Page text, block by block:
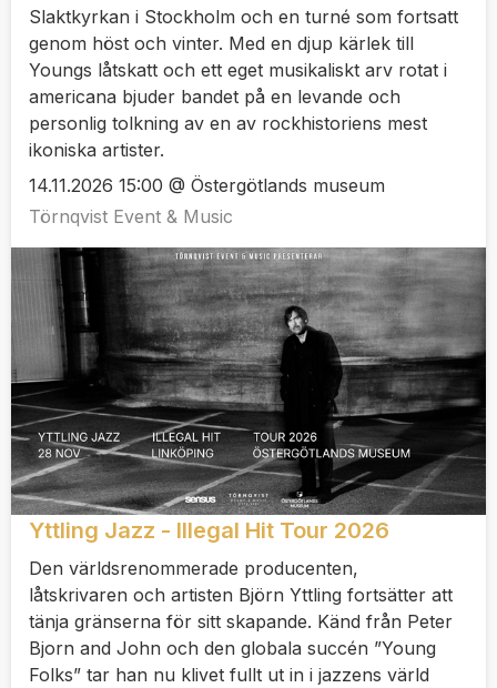
Slaktkyrkan i Stockholm och en turné som fortsatt
genom höst och vinter. Med en djup kärlek till
Youngs låtskatt och ett eget musikaliskt arv rotat i
americana bjuder bandet på en levande och
personlig tolkning av en av rockhistoriens mest
ikoniska artister.
14.11.2026 15:00 @ Östergötlands museum
Törnqvist Event & Music
Yttling Jazz - Illegal Hit Tour 2026
Den världsrenommerade producenten,
låtskrivaren och artisten Björn Yttling fortsätter att
tänja gränserna för sitt skapande. Känd från Peter
Bjorn and John och den globala succén ”Young
Folks” tar han nu klivet fullt ut in i jazzens värld